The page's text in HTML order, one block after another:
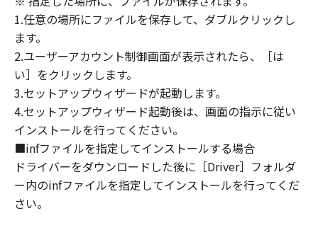
損害の可能性について知らされていた場合でも
同様です。
(3) キヤノン、キヤノンのライセンサー、キヤノ
ンの子会社、キヤノンの関連会社、それらの販
売代理店または販売店のいずれも、「本ソフト
ウェア」、または「本ソフトウェア」の使用に
起因または関連してお客様と第三者との間に生
じたいかなる紛争についても、一切責任を負わ
ないものとします。
８．契約期間
(1) 本契約書は、お客様が、『同意』を示す下
記のボタンをクリックした時点、または「本ソ
1.任意の場所にファイルを保存して、ダブルクリックし
ます。
2.ユーザーアカウント制御画面が表示されたら、［は
い］をクリックします。
3.セットアップウィザードが起動します。
4.セットアップウィザード起動後は、画面の指示に従い
インストールを行ってください。
■infファイルを指定してインストールする場合
ドライバーをダウンロードした後に［Driver］フォルダ
ー内のinfファイルを指定してインストールを行ってくだ
さい。